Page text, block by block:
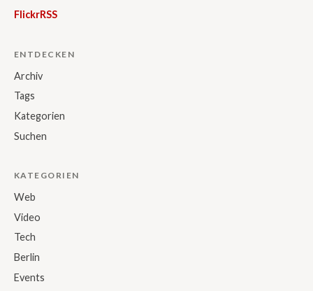
FlickrRSS
ENTDECKEN
Archiv
Tags
Kategorien
Suchen
KATEGORIEN
Web
Video
Tech
Berlin
Events